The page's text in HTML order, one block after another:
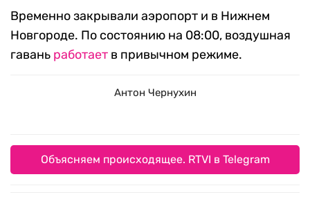
Временно закрывали аэропорт и в Нижнем
Новгороде. По состоянию на 08:00, воздушная
гавань работает в привычном режиме.
Антон Чернухин
Объясняем происходящее. RTVI в Telegram